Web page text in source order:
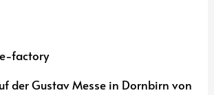
factory
der Gustav Messe in Dornbirn von